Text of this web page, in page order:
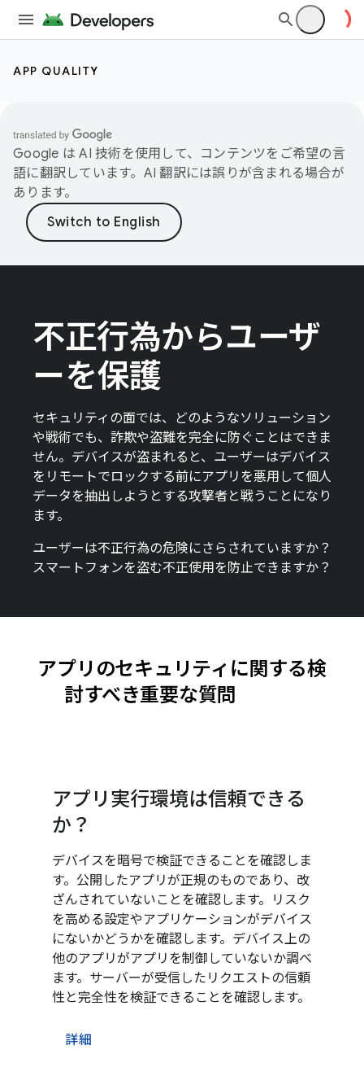
APP QUALITY
Google は AI 技術を使用して、コンテンツをご希望の言
語に翻訳しています。AI 翻訳には誤りが含まれる場合が
あります。
不正行為からユーザ
ーを保護
セキュリティの面では、どのようなソリューション
や戦術でも、詐欺や盗難を完全に防ぐことはできま
せん。デバイスが盗まれると、ユーザーはデバイス
をリモートでロックする前にアプリを悪用して個人
データを抽出しようとする攻撃者と戦うことになり
ます。
ユーザーは不正行為の危険にさらされていますか？
スマートフォンを盗む不正使用を防止できますか？
アプリのセキュリティに関する検
討すべき重要な質問
アプリ実行環境は信頼できる
か？
デバイスを暗号で検証できることを確認しま
す。公開したアプリが正規のものであり、改
ざんされていないことを確認します。リスク
を高める設定やアプリケーションがデバイス
にないかどうかを確認します。デバイス上の
他のアプリがアプリを制御していないか調べ
ます。サーバーが受信したリクエストの信頼
性と完全性を検証できることを確認します。
詳細